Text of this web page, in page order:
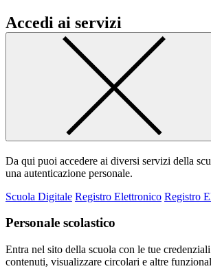
Accedi ai servizi
Da qui puoi accedere ai diversi servizi della
una autenticazione personale.
Scuola Digitale Registro Elettronico Registro
Personale scolastico
Entra nel sito della scuola con le tue
contenuti, visualizzare circolari e altre